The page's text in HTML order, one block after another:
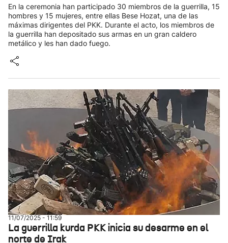
En la ceremonia han participado 30 miembros de la guerrilla, 15
hombres y 15 mujeres, entre ellas Bese Hozat, una de las
máximas dirigentes del PKK. Durante el acto, los miembros de
la guerrilla han depositado sus armas en un gran caldero
metálico y les han dado fuego.
11/07/2025 - 11:59
La guerrilla kurda PKK inicia su desarme en el
norte de Irak